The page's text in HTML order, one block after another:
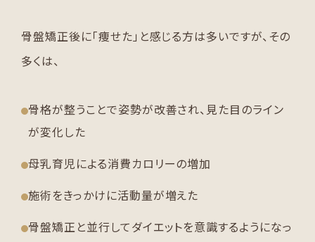
骨盤矯正後に「痩せた」と感じる方は多いですが、その
多くは、
骨格が整うことで姿勢が改善され、見た目のライン
が変化した
母乳育児による消費カロリーの増加
施術をきっかけに活動量が増えた
骨盤矯正と並行してダイエットを意識するようになっ